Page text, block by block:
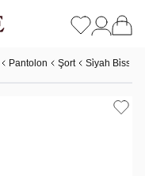
Pantolon Şort Si̇yah Bi̇sse